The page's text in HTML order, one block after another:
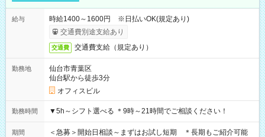
給与
時給1400～1600円 ※日払いOK(規定あり)
交通費別途支給あり
交通費 交通費支給（規定あり）
勤務地
仙台市青葉区
仙台駅から徒歩3分
オフィスビル
勤務時間 ▼5h～シフト選べる ＊9時～21時間でご相談ください！
期間
＜急募＞開始日相談～まずはお試し短期 ＊長期もご紹介可能